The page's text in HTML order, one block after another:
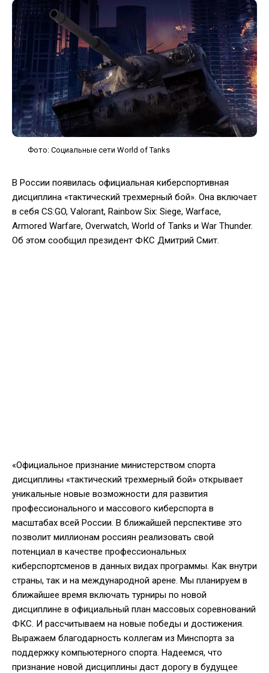
Фото: Социальные сети World of Tanks
В России появилась официальная киберспортивная
дисциплина «тактический трехмерный бой». Она включает
в себя CS:GO, Valorant, Rainbow Six: Siege, Warface,
Armored Warfare, Overwatch, World of Tanks и War Thunder.
Об этом сообщил президент ФКС Дмитрий Смит.
«Официальное признание министерством спорта
дисциплины «тактический трехмерный бой» открывает
уникальные новые возможности для развития
профессионального и массового киберспорта в
масштабах всей России. В ближайшей перспективе это
позволит миллионам россиян реализовать свой
потенциал в качестве профессиональных
киберспортсменов в данных видах программы. Как внутри
страны, так и на международной арене. Мы планируем в
ближайшее время включать турниры по новой
дисциплине в официальный план массовых соревнований
ФКС. И рассчитываем на новые победы и достижения.
Выражаем благодарность коллегам из Минспорта за
поддержку компьютерного спорта. Надеемся, что
признание новой дисциплины даст дорогу в будущее